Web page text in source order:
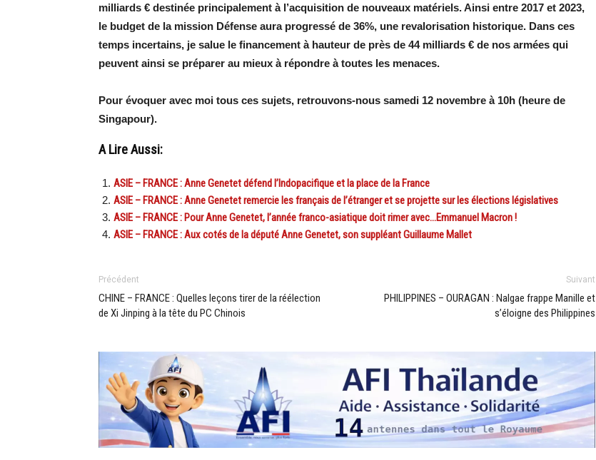
milliards € destinée principalement à l’acquisition de nouveaux matériels. Ainsi entre 2017 et 2023,
le budget de la mission Défense aura progressé de 36%, une revalorisation historique. Dans ces
temps incertains, je salue le financement à hauteur de près de 44 milliards € de nos armées qui
peuvent ainsi se préparer au mieux à répondre à toutes les menaces.
Pour évoquer avec moi tous ces sujets, retrouvons-nous samedi 12 novembre à 10h (heure de
Singapour).
A Lire Aussi:
ASIE – FRANCE : Anne Genetet défend l’Indopacifique et la place de la France
ASIE – FRANCE : Anne Genetet remercie les français de l’étranger et se projette sur les élections législatives
ASIE – FRANCE : Pour Anne Genetet, l’année franco-asiatique doit rimer avec…Emmanuel Macron !
ASIE – FRANCE : Aux cotés de la député Anne Genetet, son suppléant Guillaume Mallet
Précédent
CHINE – FRANCE : Quelles leçons tirer de la réélection
de Xi Jinping à la tête du PC Chinois
Suivant
PHILIPPINES – OURAGAN : Nalgae frappe Manille et
s’éloigne des Philippines